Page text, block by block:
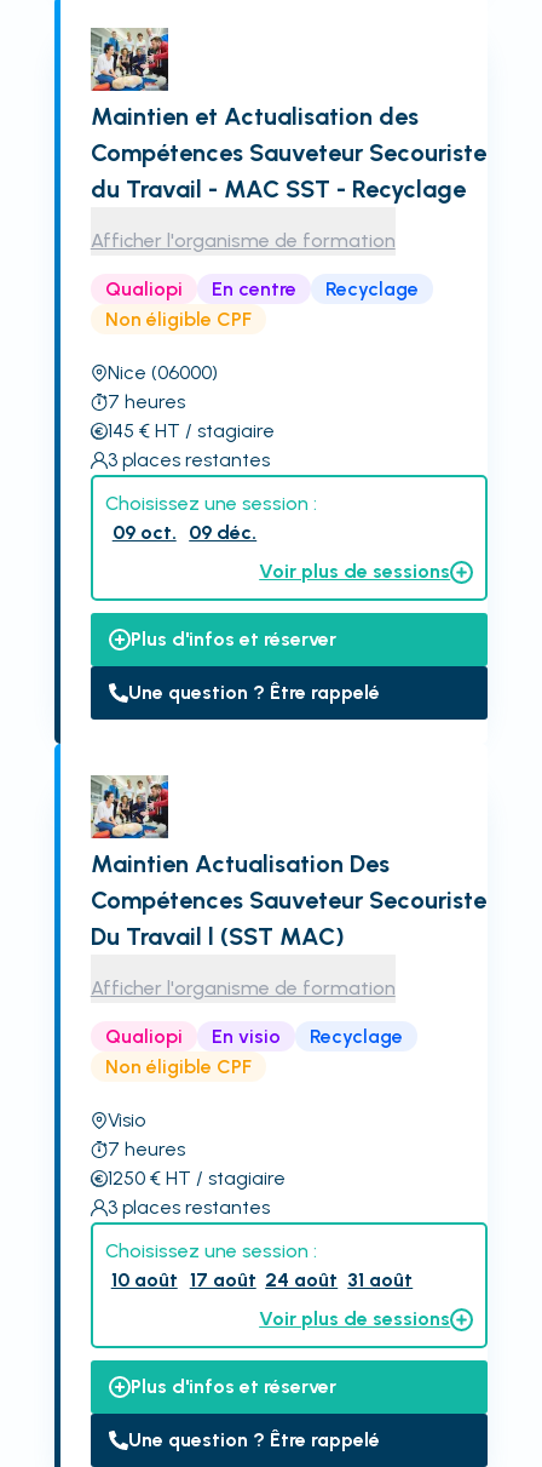
Maintien et Actualisation des
Compétences Sauveteur Secouriste
du Travail - MAC SST - Recyclage
Afficher l'organisme de formation
Qualiopi En centre
Recyclage
Non éligible CPF
Nice (06000)
7 heures
145 € HT / stagiaire
3 places restantes
Choisissez une session :
09 oct.
09 déc.
Voir plus de sessions
Plus d'infos et réserver
Une question ? Être rappelé
Maintien Actualisation Des
Compétences Sauveteur Secouriste
Du Travail l (SST MAC)
Afficher l'organisme de formation
Qualiopi En visio
Recyclage
Non éligible CPF
Visio
7 heures
1250€ HT / stagiaire
3 places restantes
Choisissez une session :
10 août 17 août 24 août 31 août
Voir plus de sessions
Plus d'infos et réserver
Une question ? Être rappelé